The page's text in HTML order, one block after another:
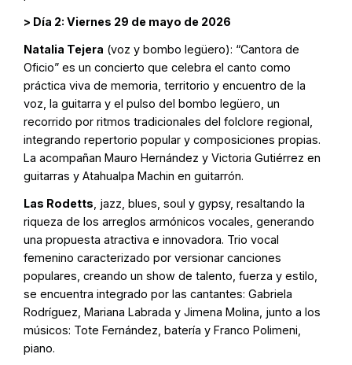
> Día 2: Viernes 29 de mayo de 2026
Natalia Tejera (voz y bombo legüero): “Cantora de
Oficio” es un concierto que celebra el canto como
práctica viva de memoria, territorio y encuentro de la
voz, la guitarra y el pulso del bombo legüero, un
recorrido por ritmos tradicionales del folclore regional,
integrando repertorio popular y composiciones propias.
La acompañan Mauro Hernández y Victoria Gutiérrez en
guitarras y Atahualpa Machin en guitarrón.
Las Rodetts , jazz, blues, soul y gypsy, resaltando la
riqueza de los arreglos armónicos vocales, generando
una propuesta atractiva e innovadora. Trio vocal
femenino caracterizado por versionar canciones
populares, creando un show de talento, fuerza y estilo,
se encuentra integrado por las cantantes: Gabriela
Rodríguez, Mariana Labrada y Jimena Molina, junto a los
músicos: Tote Fernández, batería y Franco Polimeni,
piano.